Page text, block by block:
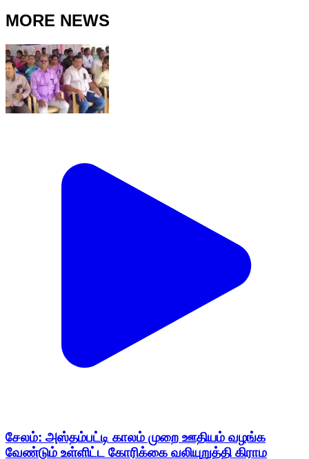
MORE NEWS
சேலம்: அஸ்தம்பட்டி காலம் முறை ஊதியம் வழங்க
வேண்டும் உள்ளிட்ட கோரிக்கை வலியுறுத்தி கிராம